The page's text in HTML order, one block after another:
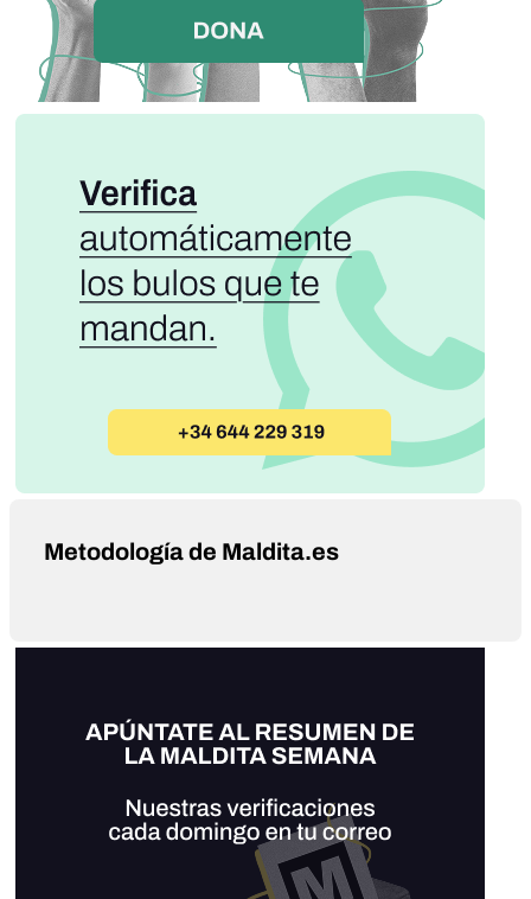
Metodología de Maldita.es